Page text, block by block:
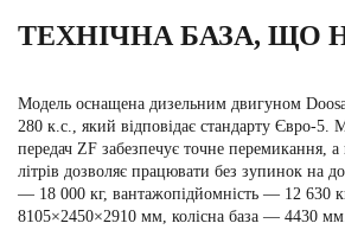
ТЕХНІЧНА БАЗА, ЩО
Модель оснащена дизельним двигуном
280 к.с., який відповідає стандарту Євро-5.
передач ZF забезпечує точне перемикання,
літрів дозволяє працювати без зупинок на
— 18 000 кг, вантажопідйомність — 12 630
8105×2450×2910 мм, колісна база — 4430